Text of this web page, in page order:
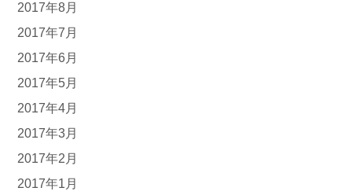
2017年8月
2017年7月
2017年6月
2017年5月
2017年4月
2017年3月
2017年2月
2017年1月